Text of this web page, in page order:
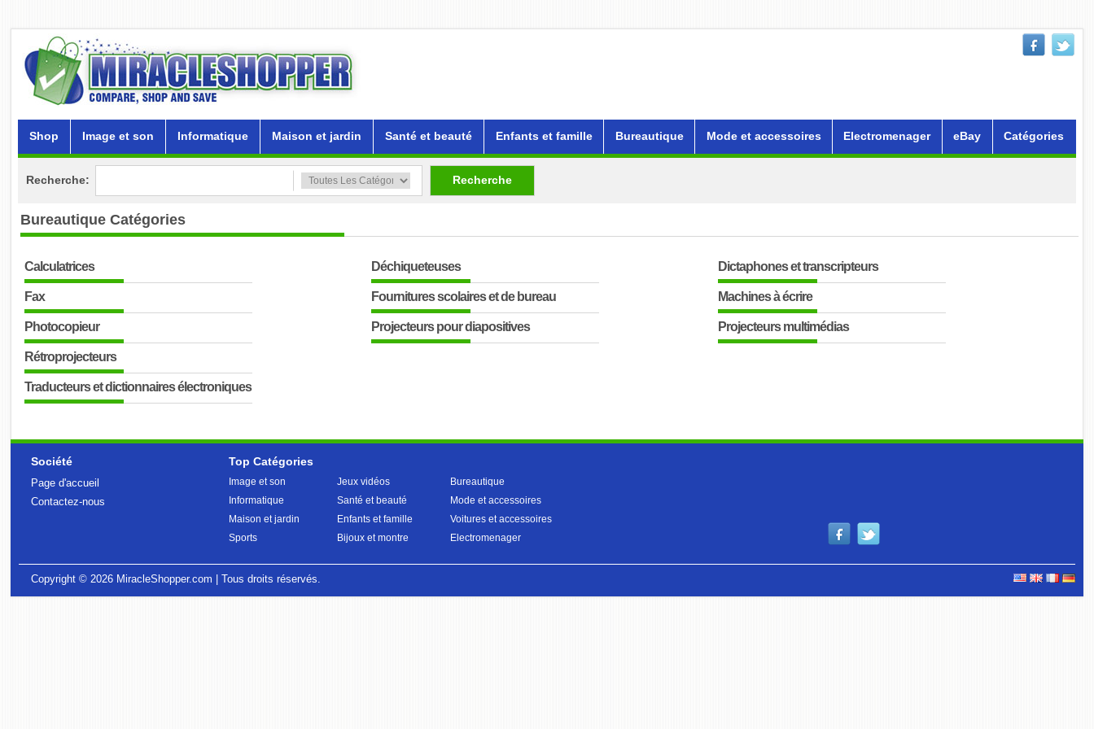
Shop Image et son Informatique Maison et jardin Santé et beauté Enfants et famille Bureautique Mode et accessoires Electromenager eBay Catégories
Recherche: Recherche
Bureautique Catégories
Calculatrices
Fax
Photocopieur
Rétroprojecteurs
Traducteurs et dictionnaires électroniques
Déchiqueteuses
Fournitures scolaires et de bureau
Projecteurs pour diapositives
Dictaphones et transcripteurs
Machines à écrire
Projecteurs multimédias
Société
Page d'accueil
Contactez-nous
Top Catégories
Image et son
Informatique
Maison et jardin
Sports
Jeux vidéos
Santé et beauté
Enfants et famille
Bijoux et montre
Bureautique
Mode et accessoires
Voitures et accessoires
Electromenager
Copyright © 2026 MiracleShopper.com | Tous droits réservés.